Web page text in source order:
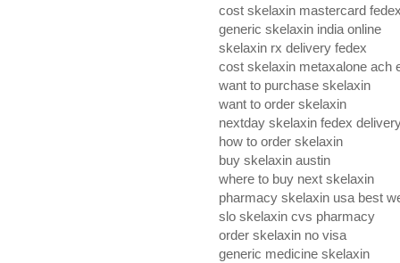
cost skelaxin mastercard
generic skelaxin india online
skelaxin rx delivery fedex
cost skelaxin metaxalone ach
want to purchase skelaxin
want to order skelaxin
nextday skelaxin fedex
how to order skelaxin
buy skelaxin austin
where to buy next skelaxin
pharmacy skelaxin usa best
slo skelaxin cvs pharmacy
order skelaxin no visa
generic medicine skelaxin